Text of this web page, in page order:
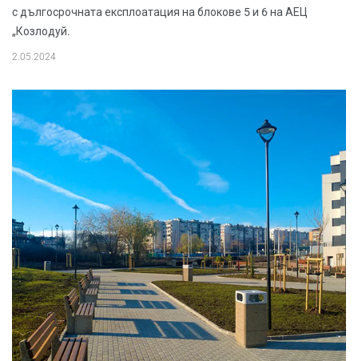
с дългосрочната експлоатация на блокове 5 и 6 на АЕЦ
„Козлодуй.
2.05.2024